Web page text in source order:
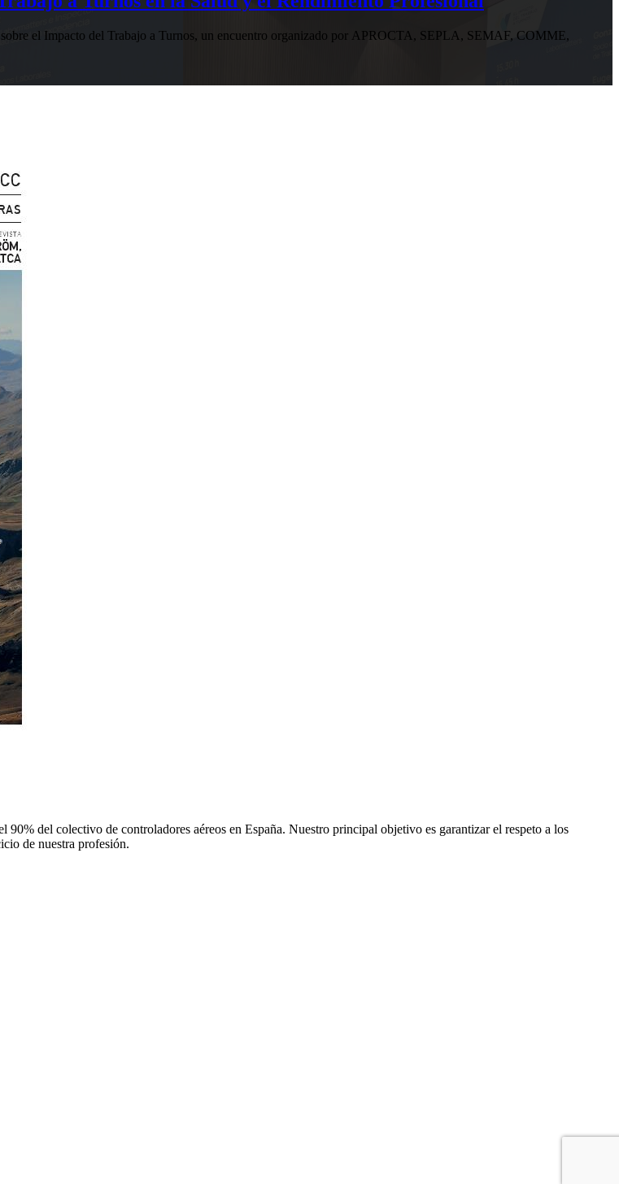
el Impacto del Trabajo a Turnos, un encuentro organizado por APROCTA, SEPLA, SEMAF, COMME,
del colectivo de controladores aéreos en España. Nuestro principal objetivo es garantizar el respeto a los
de nuestra profesión.